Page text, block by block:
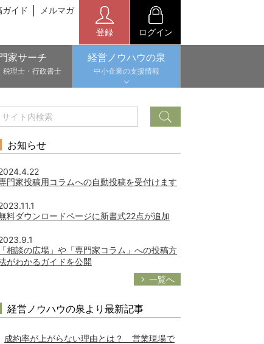
ガイド メルマガ
登録 ログイン
家サーチ
税理士・行政書士
経営ノウハウの泉
中小企業の支援情報
お知らせ
門家投稿用コラムへの自動投稿を受付けます
料ダウンロードページに新書式22点が追加
「相談の広場」や「専門家コラム」への投稿方
がわかるガイドを公開
一覧へ
経営ノウハウの泉より最新記事
成約率が上がらない理由とは？ 営業現場で